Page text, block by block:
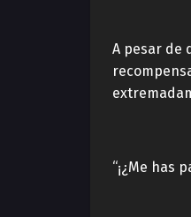
A pesar de
“¡¿Me has